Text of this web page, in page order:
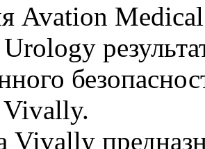
Avation
Vivally